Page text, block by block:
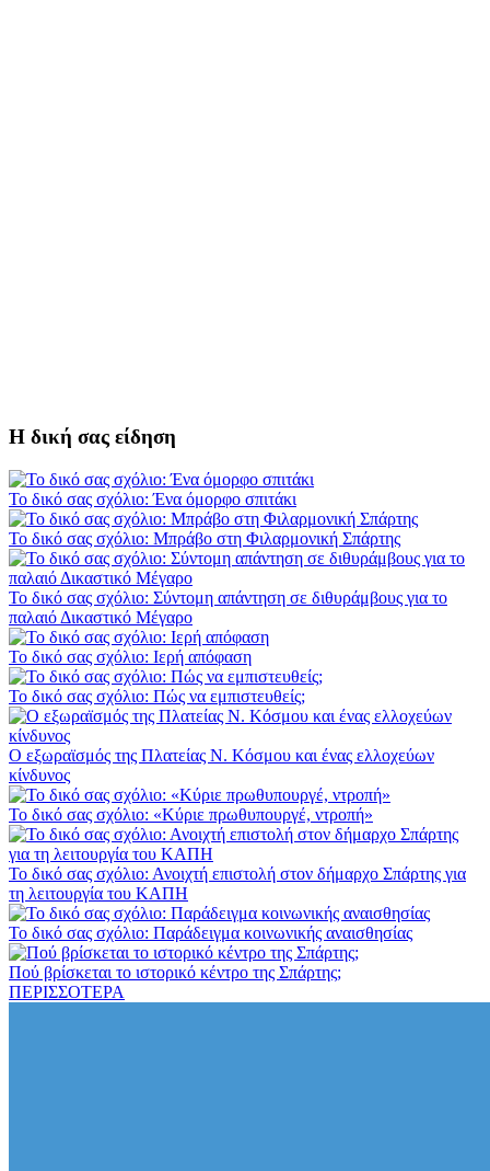
Η δική σας είδηση
Το δικό σας σχόλιο: Ένα όμορφο σπιτάκι
Το δικό σας σχόλιο: Μπράβο στη Φιλαρμονική Σπάρτης
Το δικό σας σχόλιο: Σύντομη απάντηση σε διθυράμβους για το
παλαιό Δικαστικό Μέγαρο
Το δικό σας σχόλιο: Ιερή απόφαση
Το δικό σας σχόλιο: Πώς να εμπιστευθείς;
Ο εξωραϊσμός της Πλατείας Ν. Κόσμου και ένας ελλοχεύων
κίνδυνος
Το δικό σας σχόλιο: «Κύριε πρωθυπουργέ, ντροπή»
Το δικό σας σχόλιο: Ανοιχτή επιστολή στον δήμαρχο Σπάρτης για
τη λειτουργία του ΚΑΠΗ
Το δικό σας σχόλιο: Παράδειγμα κοινωνικής αναισθησίας
Πού βρίσκεται το ιστορικό κέντρο της Σπάρτης;
ΠΕΡΙΣΣΟΤΕΡΑ